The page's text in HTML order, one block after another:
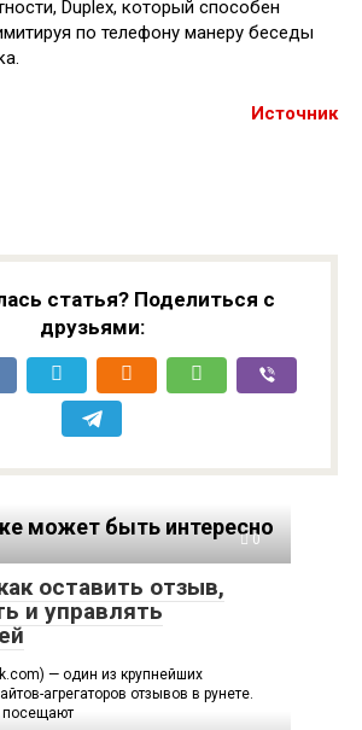
Duplex, который способен
по телефону манеру беседы
Источник
статья? Поделиться с
друзьями:
может быть интересно
0
оставить отзыв,
и управлять
— один из крупнейших
агрегаторов отзывов в рунете.
посещают